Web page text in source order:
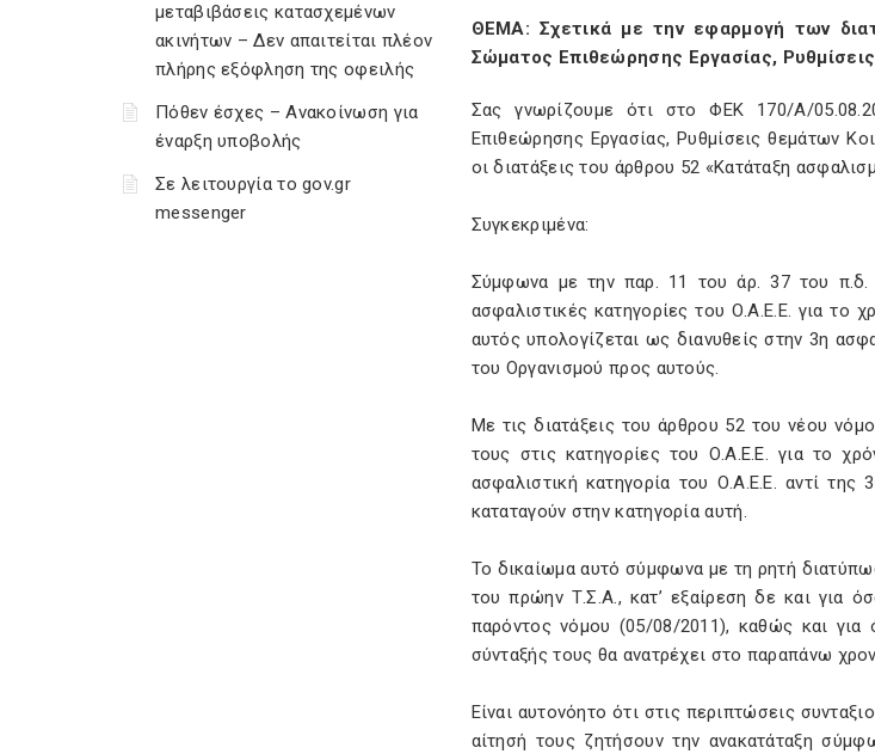
μεταβιβάσεις κατασχεμένων
ακινήτων – Δεν απαιτείται πλέον
πλήρης εξόφληση της οφειλής
Πόθεν έσχες – Ανακοίνωση για
έναρξη υποβολής
Σε λειτουργία το gov.gr
messenger
ΘΕΜΑ: Σχετικά με την εφαρμογή των
Σώματος Επιθεώρησης Εργασίας,
Σας γνωρίζουμε ότι στο ΦΕΚ 170/Α/
Επιθεώρησης Εργασίας, Ρυθμίσεις θεμάτων
οι διατάξεις του άρθρου 52 «Κατάταξη
Συγκεκριμένα:
Σύμφωνα με την παρ. 11 του άρ. 37 του π.δ.
ασφαλιστικές κατηγορίες του Ο.Α.Ε.Ε. για το
αυτός υπολογίζεται ως διανυθείς στην 3η
του Οργανισμού προς αυτούς.
Με τις διατάξεις του άρθρου 52 του νέου
τους στις κατηγορίες του Ο.Α.Ε.Ε. για το
ασφαλιστική κατηγορία του Ο.Α.Ε.Ε. αντί
καταταγούν στην κατηγορία αυτή.
Το δικαίωμα αυτό σύμφωνα με τη ρητή
του πρώην Τ.Σ.Α., κατ’ εξαίρεση δε και για
παρόντος νόμου (05/08/2011), καθώς και για
σύνταξής τους θα ανατρέχει στο παραπάνω
Είναι αυτονόητο ότι στις περιπτώσεις
αίτησή τους ζητήσουν την ανακατάταξη